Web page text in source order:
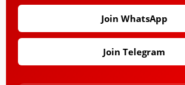
Join WhatsApp
Join Telegram